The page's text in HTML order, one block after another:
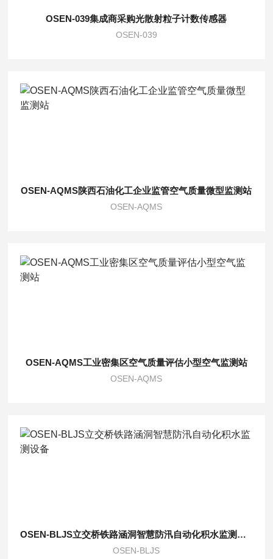
OSEN-039集成商采购光散射粒子计数传感器
OSEN-039
OSEN-AQMS陕西石油化工企业监管空气质量微型监测站
OSEN-AQMS
OSEN-AQMS工业密集区空气质量评估小型空气监测站
OSEN-AQMS
OSEN-BLJS立交桥铁路涵洞智慧防汛自动化积水监测设备
OSEN-BLJS